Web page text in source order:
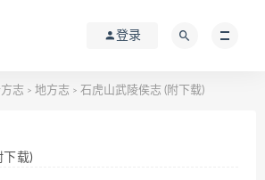
登录
志 > 地方志 > 石虎山武陵侯志 (附下载)
载)